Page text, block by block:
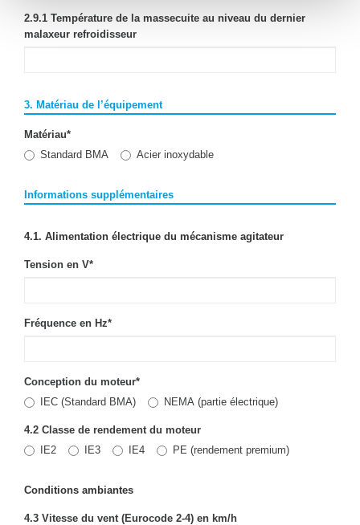
2.9.1 Température de la massecuite au niveau du dernier
malaxeur refroidisseur
3. Matériau de l’équipement
Matériau*
Standard BMA
Acier inoxydable
Informations supplémentaires
4.1. Alimentation électrique du mécanisme agitateur
Tension en V*
Fréquence en Hz*
Conception du moteur*
IEC (Standard BMA)
NEMA (partie électrique)
4.2 Classe de rendement du moteur
IE2
IE3 IE4 PE (rendement premium)
Conditions ambiantes
4.3 Vitesse du vent (Eurocode 2-4) en km/h